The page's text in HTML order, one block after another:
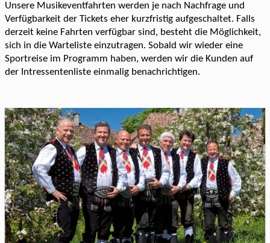
Unsere Musikeventfahrten werden je nach Nachfrage und
Verfügbarkeit der Tickets eher kurzfristig aufgeschaltet. Falls
derzeit keine Fahrten verfügbar sind, besteht die Möglichkeit,
sich in die Warteliste einzutragen. Sobald wir wieder eine
Sportreise im Programm haben, werden wir die Kunden auf
der Intressentenliste einmalig benachrichtigen.